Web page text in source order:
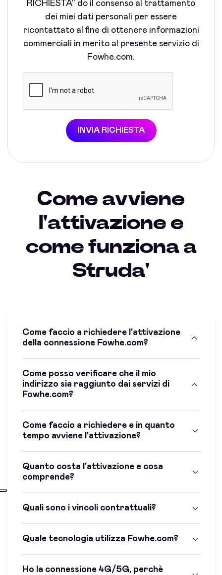
RICHIESTA" do il consenso al trattamento
dei miei dati personali per essere
ricontattato al fine di ottenere informazioni
commerciali in merito al presente servizio di
Fowhe.com.
INVIA RICHIESTA
Come avviene
l'attivazione e
come funziona a
Struda'
Come faccio a richiedere l'attivazione
della connessione Fowhe.com?
Come posso verificare che il mio
indirizzo sia raggiunto dai servizi di
Fowhe.com?
Come faccio a richiedere e in quanto
tempo avviene l'attivazione?
Quanto costa l'attivazione e cosa
comprende?
Quali sono i vincoli contrattuali?
Quale tecnologia utilizza Fowhe.com?
Ho la connessione 4G/5G, perchè